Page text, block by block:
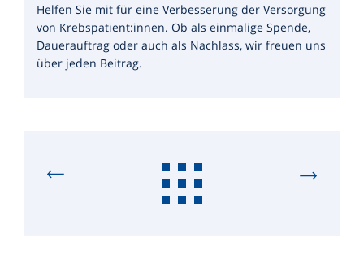
Helfen Sie mit für eine Verbesserung der Versorgung
von Krebspatient:innen. Ob als einmalige Spende,
Dauerauftrag oder auch als Nachlass, wir freuen uns
über jeden Beitrag.